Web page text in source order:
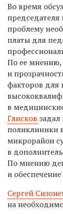
Во время
председателя
проблему
платы для
По ее мнению,
и
факторов для
в
Глисков задал
поликлиники
микрорайон
в
По мнению
и
Сергей
на